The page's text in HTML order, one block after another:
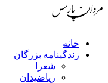
خانه
زندگینامه بزرگان
شعرا
ریاضیدان